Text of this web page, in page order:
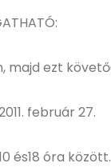
majd ezt
február 27.
és18 óra között.